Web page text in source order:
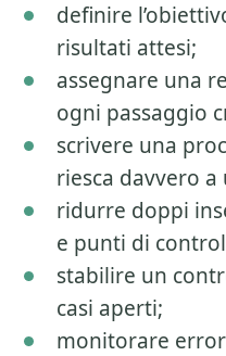
definire
risultati attesi;
assegnare una
ogni passaggio
scrivere una
riesca davvero a
ridurre doppi
e punti di
stabilire un
casi aperti;
monitorare